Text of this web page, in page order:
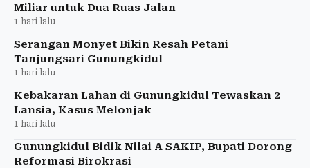
Miliar untuk Dua Ruas Jalan
1 hari lalu
Serangan Monyet Bikin Resah Petani
Tanjungsari Gunungkidul
1 hari lalu
Kebakaran Lahan di Gunungkidul Tewaskan 2
Lansia, Kasus Melonjak
1 hari lalu
Gunungkidul Bidik Nilai A SAKIP, Bupati Dorong
Reformasi Birokrasi